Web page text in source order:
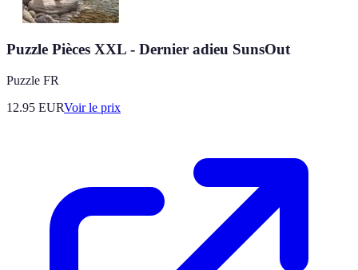
Puzzle Pièces XXL - Dernier adieu SunsOut
Puzzle FR
12.95 EURVoir le prix